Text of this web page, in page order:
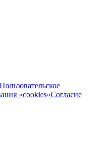
Пользовательское
«cookies»Согласие